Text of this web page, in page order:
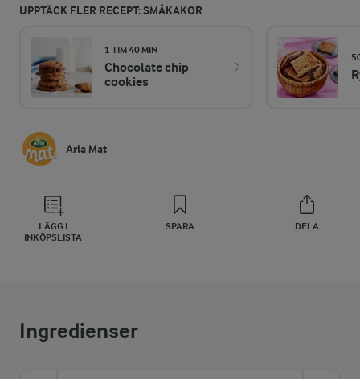
UPPTÄCK FLER RECEPT: SMÅKAKOR
1 TIM 40 MIN
Chocolate chip
cookies
Arla Mat
LÄGG I
INKÖPSLISTA
SPARA DELA
Ingredienser